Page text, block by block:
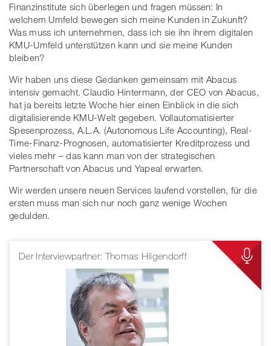
Finanzinstitute sich überlegen und fragen müssen: In
welchem Umfeld bewegen sich meine Kunden in Zukunft?
Was muss ich unternehmen, dass ich sie ihn ihrem digitalen
KMU-Umfeld unterstützen kann und sie meine Kunden
bleiben?
Wir haben uns diese Gedanken gemeinsam mit Abacus
intensiv gemacht. Claudio Hintermann, der CEO von Abacus,
hat ja bereits letzte Woche hier einen Einblick in die sich
digitalisierende KMU-Welt gegeben. Vollautomatisierter
Spesenprozess, A.L.A. (Autonomous Life Accounting), Real-
Time-Finanz-Prognosen, automatisierter Kreditprozess und
vieles mehr – das kann man von der strategischen
Partnerschaft von Abacus und Yapeal erwarten.
Wir werden unsere neuen Services laufend vorstellen, für die
ersten muss man sich nur noch ganz wenige Wochen
gedulden.
Der Interviewpartner: Thomas Hilgendorff